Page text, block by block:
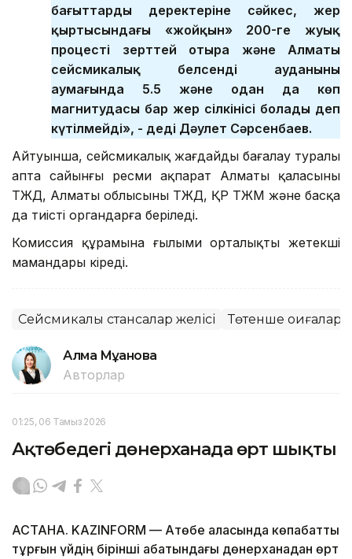
бағыттардың деректеріне сәйкес, жер
қыртысындағы «жойқын» 200-ге жуық
процесті зерттей отыра және Алматы
сейсмикалық белсенді ауданының
аумағында 5.5 және одан да көп
магнитудасы бар жер сілкінісі болады деп
күтілмейді», - деді Дәулет Сәрсенбаев.
Айтуынша, сейсмикалық жағдайды бағалау туралы
апта сайынғы ресми ақпарат Алматы қаласының
ТЖД, Алматы облысының ТЖД, ҚР ТЖМ және басқа
да тиісті органдарға беріледі.
Комиссия құрамына ғылыми орталықтың жетекші
мамандары кіреді.
Сейсмикалық стансалар желісі Төтенше оқиғалар,
Алма Мұқанова
Авторлар
01:25, 06 Тамыз 2026
Ақтөбедегі дөнерханада өрт шықты
АСТАНА. KAZINFORM — Ақтөбе қаласында көпқабатты
тұрғын үйдің бірінші қабатындағы дөнерханадан өрт